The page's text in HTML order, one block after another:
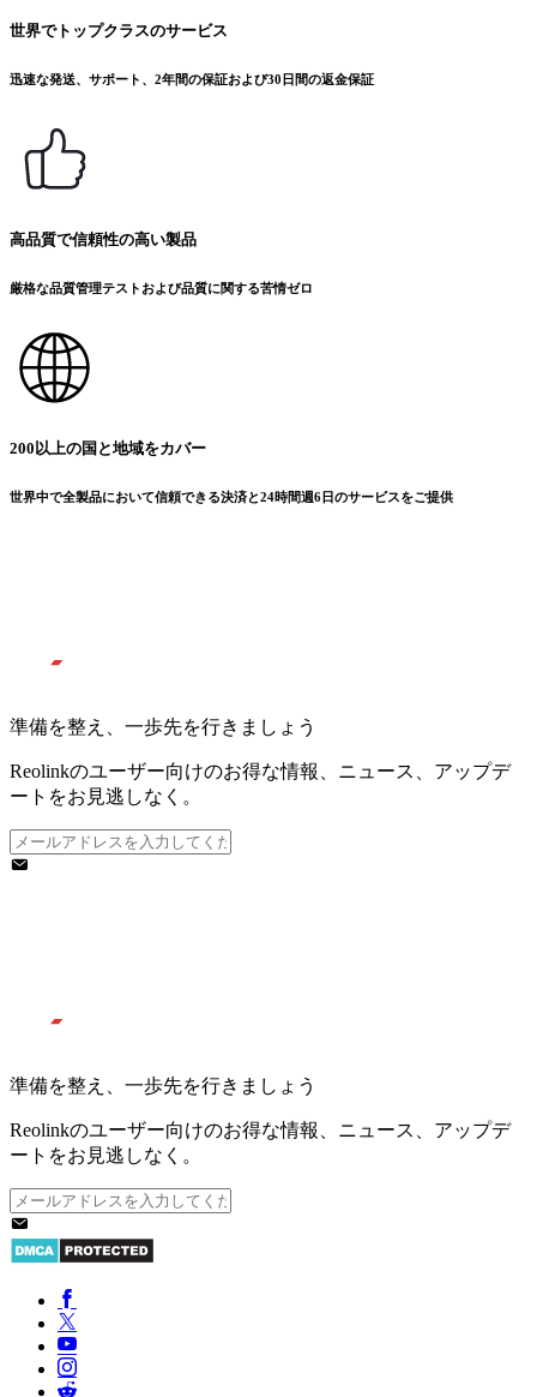
世界でトップクラスのサービス
迅速な発送、サポート、2年間の保証および30日間の返金保証
高品質で信頼性の高い製品
厳格な品質管理テストおよび品質に関する苦情ゼロ
200以上の国と地域をカバー
世界中で全製品において信頼できる決済と24時間週6日のサービスをご提供
準備を整え、一歩先を行きましょう
Reolinkのユーザー向けのお得な情報、ニュース、アップデ
ートをお見逃しなく。
準備を整え、一歩先を行きましょう
Reolinkのユーザー向けのお得な情報、ニュース、アップデ
ートをお見逃しなく。